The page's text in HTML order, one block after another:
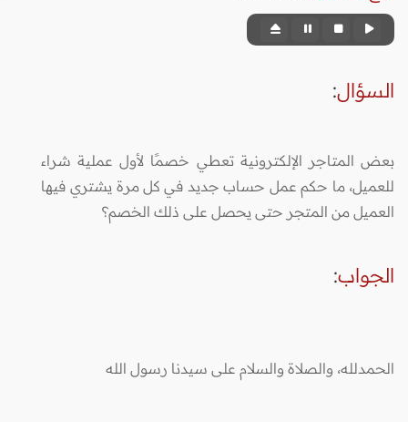
السؤال:
بعض المتاجر الإلكترونية تعطي خصمًا لأول عملية شراء
للعميل، ما حكم عمل حساب جديد في كل مرة يشتري فيها
العميل من المتجر حتى يحصل على ذلك الخصم؟
الجواب:
الحمدلله، والصلاة والسلام على سيدنا رسول الله